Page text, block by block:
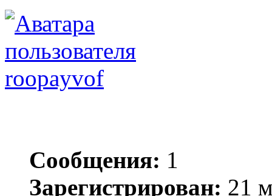
roopayvof
Сообщения: 1
Зарегистрирован: 21